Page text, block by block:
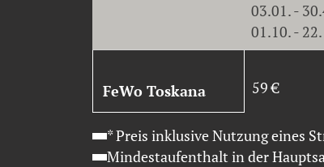
03.01. -
01.10. -
59 €
* Preis inklusive Nutzung eines
Mindestaufenthalt in der